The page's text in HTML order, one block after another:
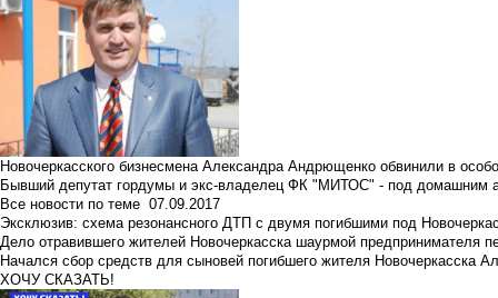
Новочеркасского бизнесмена Александра Андрющенко обвинили в
Бывший депутат гордумы и экс-владелец ФК "МИТОС" - под домашним
Все новости по теме 07.09.2017
Эксклюзив: схема резонансного ДТП с двумя погибшими под
Дело отравившего жителей Новочеркасска шаурмой предпринимателя
Начался сбор средств для сыновей погибшего жителя Новочеркасска
ХОЧУ СКАЗАТЬ!